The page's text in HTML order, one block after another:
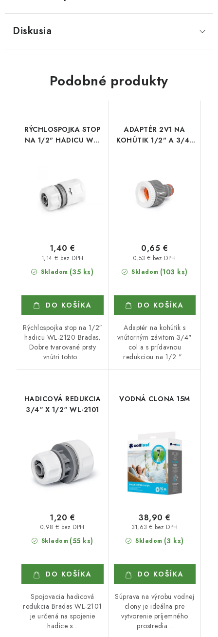
Diskusia
Podobné produkty
RÝCHLOSPOJKA STOP
NA 1/2" HADICU WL-
Skladom (35 ks)
1,14 € bez DPH
1,40 €
DO KOŠÍKA
Rýchlospojka stop na 1/2″
hadicu WL-2120 Bradas.
Dobre tvarované prsty
vnútri tohto...
ADAPTÉR 2V1 NA
KOHÚTIK 1/2" A 3/4"
Skladom (103 ks)
0,53 € bez DPH
0,65 €
DO KOŠÍKA
Adaptér na kohútik s
vnútorným závitom 3/4"
col a s prídavnou
redukciou na 1/2 "...
HADICOVÁ REDUKCIA
3/4“ X 1/2“ WL-2101
Skladom (55 ks)
0,98 € bez DPH
1,20 €
DO KOŠÍKA
Spojovacia hadicová
redukcia Bradas WL-2101
je určená na spojenie
hadice s...
VODNÁ CLONA 15M
Skladom (3 ks)
31,63 € bez DPH
38,90 €
DO KOŠÍKA
Súprava na výrobu vodnej
clony je ideálna pre
vytvorenie príjemného
prostredia...